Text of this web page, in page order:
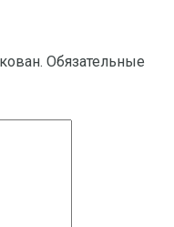
Обязательные